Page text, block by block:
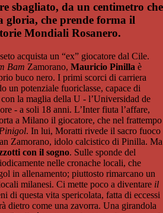
sbagliato, da un centimetro che
gloria, che prende forma il
Mondiali Rosanero.
acquista un “ex” giocatore dal Cile.
Bam Zamorano, Mauricio Pinilla è
buco nero. I primi scorci di carriera
un potenziale fuoriclasse, capace di
la maglia della U - l’Universidad de
- a soli 18 anni. L’Inter fiuta l’affare,
a Milano il giocatore, che nel frattempo
Pinigol. In lui, Moratti rivede il sacro fuoco
Zamorano, idolo calcistico di Pinilla. Ma
con il sogno. Sulle sponde del
nelle cronache locali, che
in allenamento; piuttosto rimarcano un
milanesi. Ci mette poco a diventare il
di questa vita spericolata, fatta di eccessi
dietro come una zavorra. Una girandola